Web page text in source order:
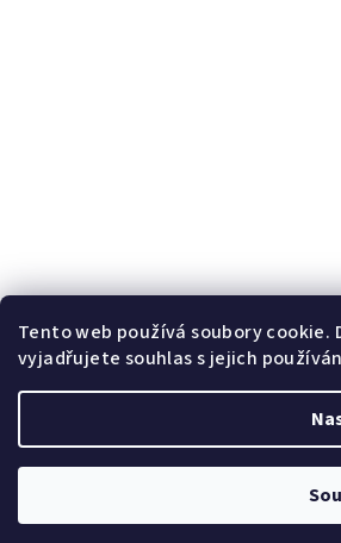
Tento web používá soubory
vyjadřujete souhlas s jejich